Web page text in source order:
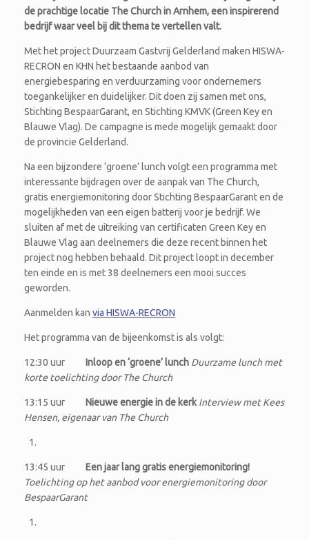
de prachtige locatie The Church in Arnhem, een inspirerend
bedrijf waar veel bij dit thema te vertellen valt.
Met het project Duurzaam Gastvrij Gelderland maken HISWA-
RECRON en KHN het bestaande aanbod van
energiebesparing en verduurzaming voor ondernemers
toegankelijker en duidelijker. Dit doen zij samen met ons,
Stichting BespaarGarant, en Stichting KMVK (Green Key en
Blauwe Vlag). De campagne is mede mogelijk gemaakt door
de provincie Gelderland.
Na een bijzondere ‘groene’ lunch volgt een programma met
interessante bijdragen over de aanpak van The Church,
gratis energiemonitoring door Stichting BespaarGarant en de
mogelijkheden van een eigen batterij voor je bedrijf. We
sluiten af met de uitreiking van certificaten Green Key en
Blauwe Vlag aan deelnemers die deze recent binnen het
project nog hebben behaald. Dit project loopt in december
ten einde en is met 38 deelnemers een mooi succes
geworden.
Aanmelden kan via HISWA-RECRON
Het programma van de bijeenkomst is als volgt:
12:30 uur Inloop en ‘groene’ lunch Duurzame lunch met
korte toelichting door The Church
13:15 uur Nieuwe energie in de kerk Interview met Kees
Hensen, eigenaar van The Church
13:45 uur Een jaar lang gratis energiemonitoring!
Toelichting op het aanbod voor energiemonitoring door
BespaarGarant